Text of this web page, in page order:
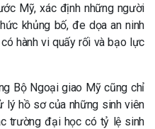
Mỹ, xác định những người
khủng bố, đe dọa an ninh
hành vi quấy rối và bạo lực
Bộ Ngoại giao Mỹ cũng chỉ
lý hồ sơ của những sinh viên
trường đại học có tỷ lệ sinh